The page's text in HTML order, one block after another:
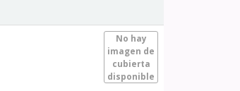
No hay
imagen de
cubierta
disponible